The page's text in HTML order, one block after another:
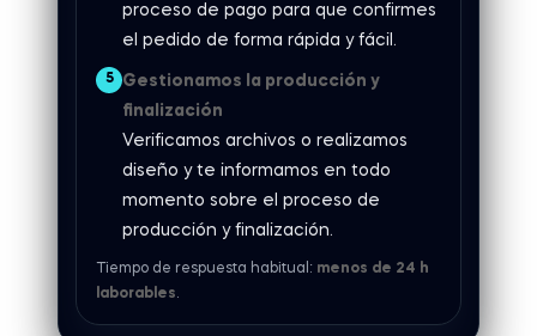
proceso de pago para que confirmes
el pedido de forma rápida y fácil.
5
Gestionamos la producción y
finalización
Verificamos archivos o realizamos
diseño y te informamos en todo
momento sobre el proceso de
producción y finalización.
Tiempo de respuesta habitual: menos de 24 h
laborables.